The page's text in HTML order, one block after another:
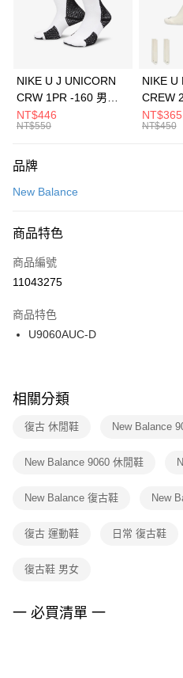
合作金庫商業銀行
華南商業銀行
上海商業儲蓄銀行
元大商業銀行
台灣樂天信用卡公司
Apple Pay
全盈+PAY
AFTEE先享後付
【關於「AFTEE先享後付」】
便利好安心！
３．安心：先確認商品／服務後，再付
【「AFTEE先享後付」結帳流程】
１．於結帳方式選擇「AFTEE先享後
２．訂單成立數日內，您將收到繳費通
３．收到繳費通知簡訊後14天內，點
ATM／網路銀行／等多元方式進行付款
※ 交易是否成功請以「AFTEE先享後
是否繳費成功／繳費後需取消欲退款等
客戶支援中心」
https://
１．透過由恩沛科技股份有限公司提
權轉讓予恩沛科技股份有限公司。
３．未成年的使用者請事先徵得法定
任。
請求用戶進行身份認證。
５．嚴禁一人註冊多個帳號或使用他
運送方式
每筆NT$100，滿NT$1,500(含以上
宅配
每筆NT$100，滿NT$1,500(含以上
付款後門市自取
每筆NT$100，滿NT$1,500(含以上
NIKE U J UNICORN
CRW 1PR -160 男女
中統襪 FZ3393100
NT$446
NT$550
NIKE U
CREW
NT$365
NT$450
品牌
New Balance
商品特色
商品編號
11043275
商品特色
U9060AUC-D
相關分類
復古 休閒鞋 New Balance
New Balance 9060 休閒鞋
New Balance 復古鞋 New
復古 運動鞋 日常 復古鞋
復古鞋 男女
一 必買清單 一